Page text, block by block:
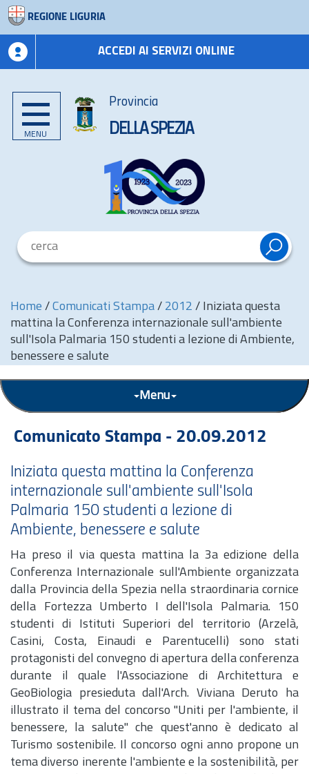
REGIONE LIGURIA
ACCEDI AI SERVIZI ONLINE
MENU
Provincia
DELLA SPEZIA
Home / Comunicati Stampa / 2012 / Iniziata questa
mattina la Conferenza internazionale sull'ambiente
sull'Isola Palmaria 150 studenti a lezione di Ambiente,
benessere e salute
Menu
Comunicato Stampa - 20.09.2012
Iniziata questa mattina la Conferenza
internazionale sull'ambiente sull'Isola
Palmaria 150 studenti a lezione di
Ambiente, benessere e salute
Ha preso il via questa mattina la 3a edizione della
Conferenza Internazionale sull'Ambiente organizzata
dalla Provincia della Spezia nella straordinaria cornice
della Fortezza Umberto I dell'Isola Palmaria. 150
studenti di Istituti Superiori del territorio (Arzelà,
Casini, Costa, Einaudi e Parentucelli) sono stati
protagonisti del convegno di apertura della conferenza
durante il quale l'Associazione di Architettura e
GeoBiologia presieduta dall'Arch. Viviana Deruto ha
illustrato il tema del concorso "Uniti per l'ambiente, il
benessere, la salute" che quest'anno è dedicato al
Turismo sostenibile. Il concorso ogni anno propone un
tema diverso inerente l'ambiente e la sostenibilità, per